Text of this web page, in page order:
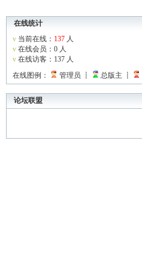
在线统计
v当前在线： 137人
v在线会员：0 人
v在线访客：137 人
在线图例：
管理员 ┋ 总版主 ┋
论坛联盟